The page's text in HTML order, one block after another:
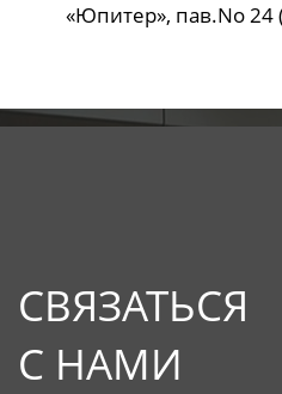
«Юпитер», пав.No 24
СВЯЗАТЬСЯ
С НАМИ